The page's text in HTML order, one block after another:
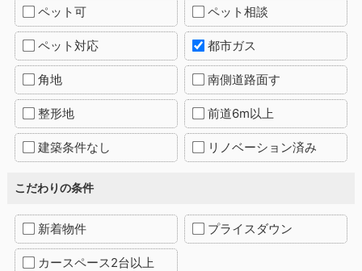
ペット可 ペット相談
ペット対応 都市ガス
角地 南側道路面す
整形地 前道6m以上
建築条件なし リノベーション済み
こだわりの条件
新着物件 プライスダウン
カースペース2台以上